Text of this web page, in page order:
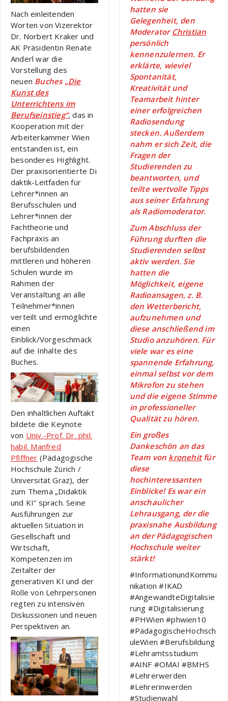
Nach einleitenden
Worten von Vizerektor
Dr. Norbert Kraker und
AK Präsidentin Renate
Anderl war die
Vorstellung des
neuen Buches „Die
Kunst des
Unterrichtens im
Berufseinstieg“, das in
Kooperation mit der
Arbeiterkammer Wien
entstanden ist, ein
besonderes Highlight.
Der praxisorientierte Di
daktik-Leitfaden für
Lehrer*innen an
Berufsschulen und
Lehrer*innen der
Fachtheorie und
Fachpraxis an
berufsbildenden
mittleren und höheren
Schulen wurde im
Rahmen der
Veranstaltung an alle
Teilnehmer*innen
verteilt und ermöglichte
einen
Einblick/Vorgeschmack
auf die Inhalte des
Buches.
Den inhaltlichen Auftakt
bildete die Keynote
von Univ.-Prof. Dr. phil.
habil. Manfred
Pfiffner (Pädagogische
Hochschule Zürich /
Universität Graz), der
zum Thema „Didaktik
und KI“ sprach. Seine
Ausführungen zur
aktuellen Situation in
Gesellschaft und
Wirtschaft,
Kompetenzen im
Zeitalter der
generativen KI und der
Rolle von Lehrpersonen
regten zu intensiven
Diskussionen und neuen
Perspektiven an.
hatten sie
Gelegenheit, den
Moderator Christian
persönlich
kennenzulernen. Er
erklärte, wieviel
Spontanität,
Kreativität und
Teamarbeit hinter
einer erfolgreichen
Radiosendung
stecken. Außerdem
nahm er sich Zeit, die
Fragen der
Studierenden zu
beantworten, und
teilte wertvolle Tipps
aus seiner Erfahrung
als Radiomoderator.
Zum Abschluss der
Führung durften die
Studierenden selbst
aktiv werden. Sie
hatten die
Möglichkeit, eigene
Radioansagen, z. B.
den Wetterbericht,
aufzunehmen und
diese anschließend im
Studio anzuhören. Für
viele war es eine
spannende Erfahrung,
einmal selbst vor dem
Mikrofon zu stehen
und die eigene Stimme
in professioneller
Qualität zu hören.
Ein großes
Dankeschön an das
Team von kronehitfür
diese
hochinteressanten
Einblicke! Es war ein
anschaulicher
Lehrausgang, der die
praxisnahe Ausbildung
an der Pädagogischen
Hochschule weiter
stärkt!
#InformationundKommu
nikation #IKAD
#AngewandteDigitalisie
rung #Digitalisierung
#PHWien #phwien10
#PädagogischeHochsch
uleWien #Berufsbildung
#Lehramtsstudium
#AINF #OMAI #BMHS
#Lehrerwerden
#Lehrerinwerden
#Studienwahl